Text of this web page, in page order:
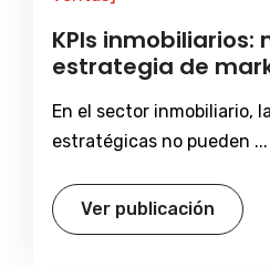
KPIs inmobiliarios:
estrategia de
En el sector inmobiliario,
estratégicas no pueden ...
Ver publicación